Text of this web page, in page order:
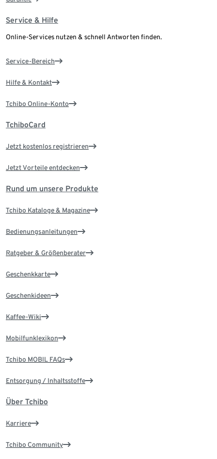
Service & Hilfe
Online-Services nutzen & schnell Antworten finden.
Service-Bereich
Hilfe & Kontakt
Tchibo Online-Konto
TchiboCard
Jetzt kostenlos registrieren
Jetzt Vorteile entdecken
Rund um unsere Produkte
Tchibo Kataloge & Magazine
Bedienungsanleitungen
Ratgeber & Größenberater
Geschenkkarte
Geschenkideen
Kaffee-Wiki
Mobilfunklexikon
Tchibo MOBIL FAQs
Entsorgung / Inhaltsstoffe
Über Tchibo
Karriere
Tchibo Community